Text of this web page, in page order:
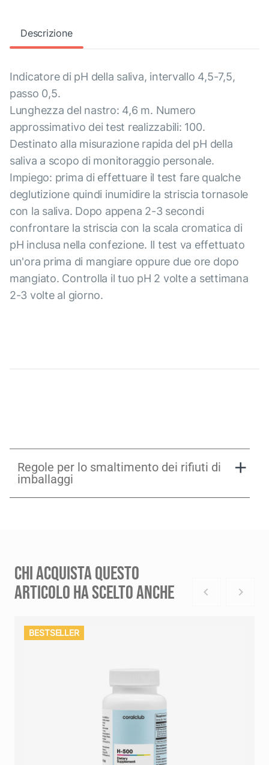
Descrizione
Indicatore di pH della saliva, intervallo 4,5-7,5,
passo 0,5.
Lunghezza del nastro: 4,6 m. Numero
approssimativo dei test realizzabili: 100.
Destinato alla misurazione rapida del pH della
saliva a scopo di monitoraggio personale.
Impiego: prima di effettuare il test fare qualche
deglutizione quindi inumidire la striscia tornasole
con la saliva. Dopo appena 2-3 secondi
confrontare la striscia con la scala cromatica di
pH inclusa nella confezione. Il test va effettuato
un'ora prima di mangiare oppure due ore dopo
mangiato. Controlla il tuo pH 2 volte a settimana
2-3 volte al giorno.
Regole per lo smaltimento dei rifiuti di
imballaggi
CHI ACQUISTA QUESTO
ARTICOLO HA SCELTO ANCHE
BESTSELLER